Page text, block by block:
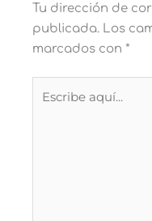
Tu dirección de
publicada. Los
marcados con *